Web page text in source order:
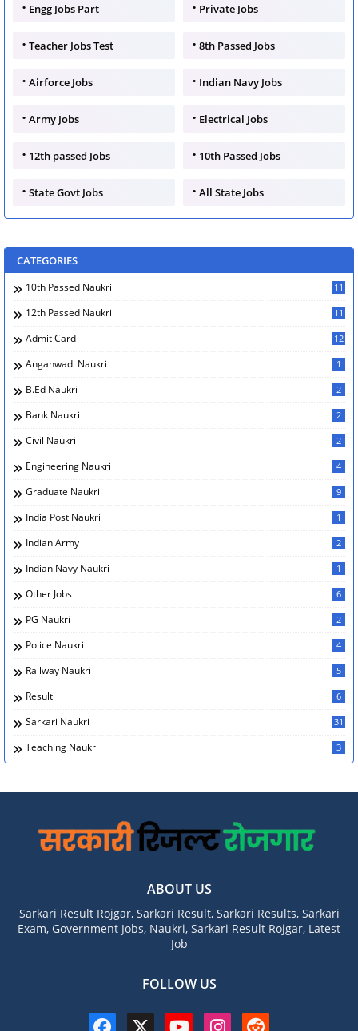
Engg Jobs Part Private Jobs
Teacher Jobs Test 8th Passed Jobs
Airforce Jobs Indian Navy Jobs
Army Jobs Electrical Jobs
12th passed Jobs 10th Passed Jobs
State Govt Jobs All State Jobs
CATEGORIES
10th Passed Naukri 11
12th Passed Naukri 11
Admit Card 12
Anganwadi Naukri 1
B.Ed Naukri 2
Bank Naukri 2
Civil Naukri 2
Engineering Naukri 4
Graduate Naukri 9
India Post Naukri 1
Indian Army 2
Indian Navy Naukri 1
Other Jobs 6
PG Naukri 2
Police Naukri 4
Railway Naukri 5
Result 6
Sarkari Naukri 31
Teaching Naukri 3
ABOUT US
Sarkari Result Rojgar, Sarkari Result, Sarkari Results, Sarkari
Exam, Government Jobs, Naukri, Sarkari Result Rojgar, Latest
Job
FOLLOW US